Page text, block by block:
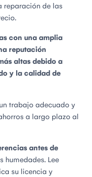
reparación de las
con una amplia
reputación
altas debido a
y la calidad de
trabajo adecuado y
a largo plazo al
antes de
humedades. Lee
su licencia y